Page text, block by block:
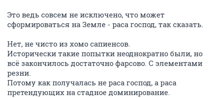
Это ведь совсем не исключено, что может
сформироваться на Земле - раса господ, так сказать.
Нет, не чисто из хомо сапиенсов.
Исторически такие попытки неоднократно были, но
всё закончилось достаточно фарсово. С элементами
резни.
Потому как получалась не раса господ, а раса
претендующих на стадное доминирование.